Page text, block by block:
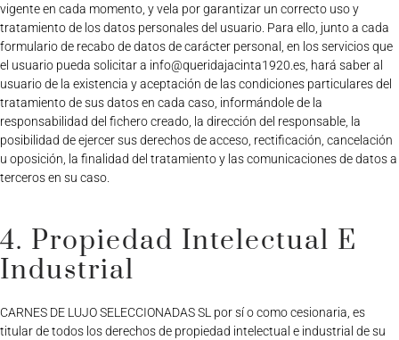
vigente en cada momento, y vela por garantizar un correcto uso y
tratamiento de los datos personales del usuario. Para ello, junto a cada
formulario de recabo de datos de carácter personal, en los servicios que
el usuario pueda solicitar a info@queridajacinta1920.es , hará saber al
usuario de la existencia y aceptación de las condiciones particulares del
tratamiento de sus datos en cada caso, informándole de la
responsabilidad del fichero creado, la dirección del responsable, la
posibilidad de ejercer sus derechos de acceso, rectificación, cancelación
u oposición, la finalidad del tratamiento y las comunicaciones de datos a
terceros en su caso.
4. Propiedad Intelectual E
Industrial
CARNES DE LUJO SELECCIONADAS SL por sí o como cesionaria, es
titular de todos los derechos de propiedad intelectual e industrial de su